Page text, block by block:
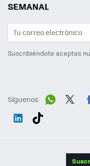
SEMANAL
Suscribiéndote aceptas
Síguenos